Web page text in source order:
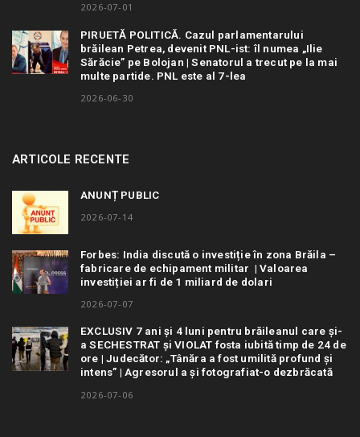
2026-07-01
PIRUETĂ POLITICĂ. Cazul parlamentarului
brăilean Petrea, devenit PNL-ist: îl numea „Ilie
Sărăcie” pe Bolojan | Senatorul a trecut pe la mai
multe partide. PNL este al 7-lea
2026-06-30
ARTICOLE RECENTE
ANUNȚ PUBLIC
2026-07-14
Forbes: India discută o investiție în zona Brăila –
fabricare de echipament militar | Valoarea
investiției ar fi de 1 miliard de dolari
2026-07-07
EXCLUSIV 7 ani și 4 luni pentru brăileanul care și-
a SECHESTRAT și VIOLAT fosta iubită timp de 24 de
ore | Judecător: „Tânăra a fost umilită profund și
intens” | Agresorul a și fotografiat-o dezbrăcată
2026-07-06